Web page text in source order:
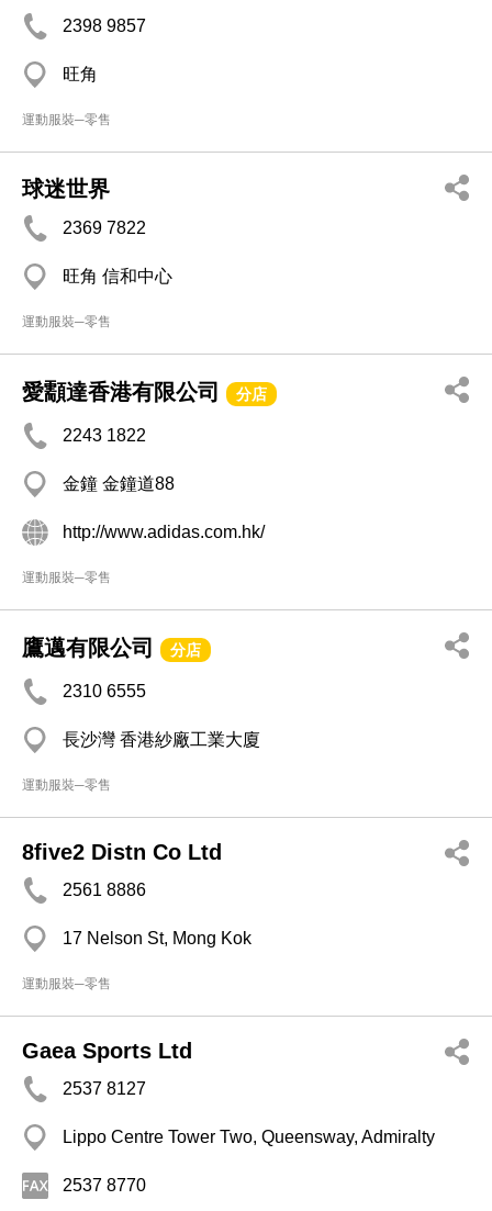
2398 9857
旺角
運動服裝─零售
球迷世界
2369 7822
旺角 信和中心
運動服裝─零售
愛顬達香港有限公司 分店
2243 1822
金鐘 金鐘道88
http://www.adidas.com.hk/
運動服裝─零售
鷹邁有限公司 分店
2310 6555
長沙灣 香港紗廠工業大廈
運動服裝─零售
8five2 Distn Co Ltd
2561 8886
17 Nelson St, Mong Kok
運動服裝─零售
Gaea Sports Ltd
2537 8127
Lippo Centre Tower Two, Queensway, Admiralty
2537 8770